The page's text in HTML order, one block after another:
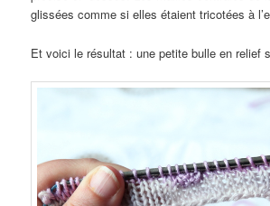
glissées comme si elles étaient tricotées à
Et voici le résultat : une petite bulle en relief